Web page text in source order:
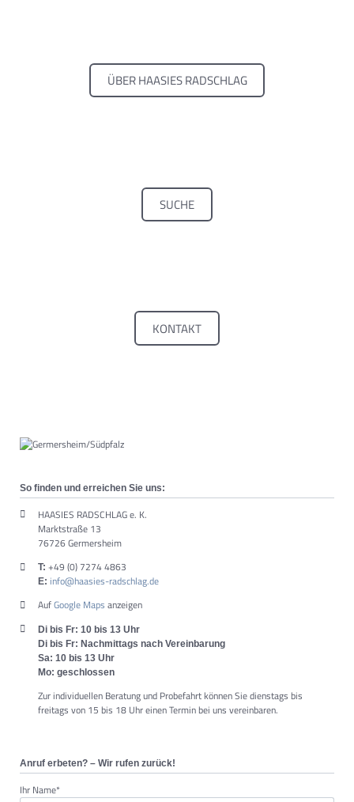
ÜBER HAASIES RADSCHLAG
SUCHE
KONTAKT
So finden und erreichen Sie uns:
HAASIES RADSCHLAG e. K.
Marktstraße 13
76726 Germersheim
T: +49 (0) 7274 4863
E: info@haasies-radschlag.de
AufGoogle Maps anzeigen
Di bis Fr: 10 bis 13 Uhr
Di bis Fr: Nachmittags nach Vereinbarung
Sa: 10 bis 13 Uhr
Mo: geschlossen
Zur individuellen Beratung und Probefahrt können Sie dienstags bis
freitags von 15 bis 18 Uhr einen Termin bei uns vereinbaren.
Anruf erbeten? – Wir rufen zurück!
Pflichtfeld
Ihr Name*